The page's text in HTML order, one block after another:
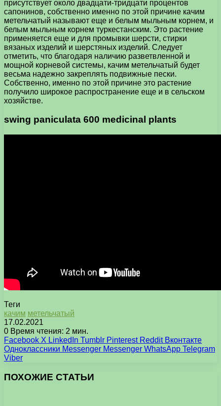
присутствует около двадцати-тридцати процентов
сапонинов, собственно именно по этой причине качим
метельчатый называют еще и белым мыльным корнем, и
белым мыльным корнем туркестанским. Это растение
применяется еще и для промывки шерсти, стирки
вязаных изделий и шерстяных изделий. Следует
отметить, что благодаря наличию разветвленной и
мощной корневой системы, качим метельчатый будет
весьма надежно закреплять подвижные пески.
Собственно, именно по этой причине это растение
получило широкое распространение еще и в сельском
хозяйстве.
swing paniculata 600 medicinal plants
Теги
качим метельчатый
17.02.2021
0 Время чтения: 2 мин.
Facebook X LinkedIn Tumblr Pinterest Reddit Вконтакте
Одноклассники Messenger Messenger WhatsApp Telegram
Viber
ПОХОЖИЕ СТАТЬИ